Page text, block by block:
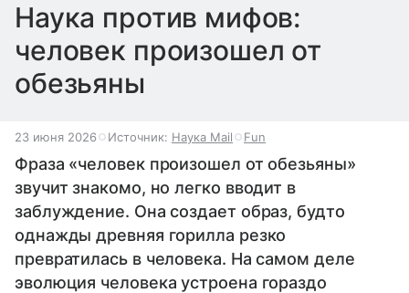
Наука против мифов:
человек произошел от
обезьяны
23 июня 2026 Источник: Наука Mail Fun
Фраза «человек произошел от обезьяны»
звучит знакомо, но легко вводит в
заблуждение. Она создает образ, будто
однажды древняя горилла резко
превратилась в человека. На самом деле
эволюция человека устроена гораздо